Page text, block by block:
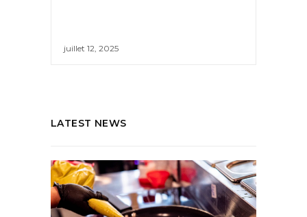
juillet 12, 2025
LATEST NEWS